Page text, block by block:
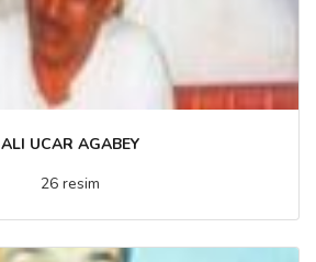
ALI UCAR AGABEY
26 resim